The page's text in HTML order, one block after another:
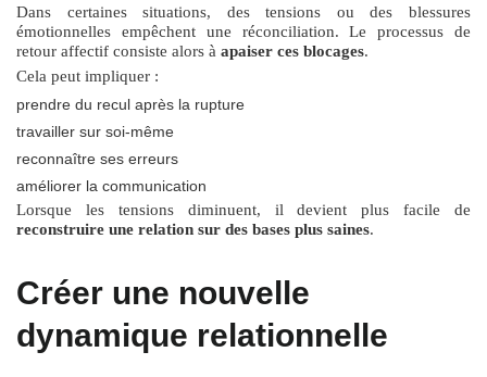
Dans certaines situations, des tensions ou des blessures
émotionnelles empêchent une réconciliation. Le processus de
retour affectif consiste alors à apaiser ces blocages.
Cela peut impliquer :
prendre du recul après la rupture
travailler sur soi-même
reconnaître ses erreurs
améliorer la communication
Lorsque les tensions diminuent, il devient plus facile de
reconstruire une relation sur des bases plus saines.
Créer une nouvelle
dynamique relationnelle